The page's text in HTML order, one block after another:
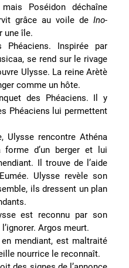
Poséidon déchaîne
grâce au voile de Ino-
une île.
Inspirée par
se rend sur le rivage
Ulysse. La reine Arètè
comme un hôte.
des Phéaciens. Il y
Phéaciens lui permettent
Ulysse rencontre Athéna
d’un berger et lui
Il trouve de l’aide
Ulysse revèle son
ils dressent un plan
est reconnu par son
Argos meurt.
mendiant, est maltraité
nourrice le reconnaît.